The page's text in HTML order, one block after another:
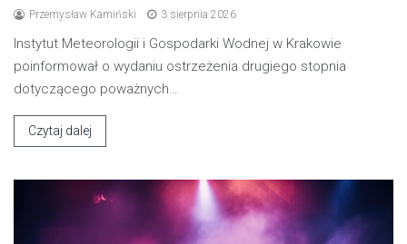
Przemysław Kamiński 3 sierpnia 2026
Instytut Meteorologii i Gospodarki Wodnej w Krakowie
poinformował o wydaniu ostrzeżenia drugiego stopnia
dotyczącego poważnych…
Czytaj dalej